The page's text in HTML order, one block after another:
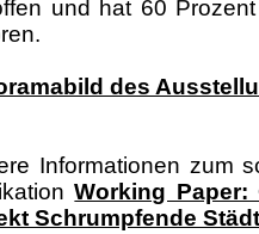
und hat 60
des
Informationen zum
Working Paper:
Schrumpfende